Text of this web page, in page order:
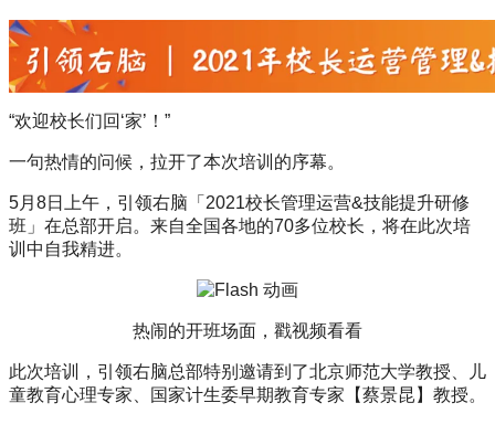
“欢迎校长们回‘家’！”
一句热情的问候，拉开了本次培训的序幕。
5月8日上午，引领右脑「2021校长管理运营&技能提升研修
班」在总部开启。来自全国各地的70多位校长，将在此次培
训中自我精进。
热闹的开班场面，戳视频看看
此次培训，引领右脑总部特别邀请到了北京师范大学教授、儿
童教育心理专家、国家计生委早期教育专家【蔡景昆】教授。